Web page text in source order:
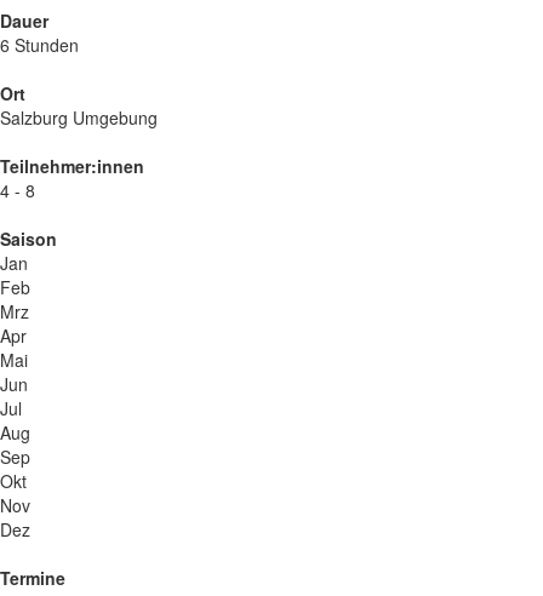
Dauer
6 Stunden
Ort
Salzburg Umgebung
Teilnehmer:innen
4 - 8
Saison
Jan
Feb
Mrz
Apr
Mai
Jun
Jul
Aug
Sep
Okt
Nov
Dez
Termine